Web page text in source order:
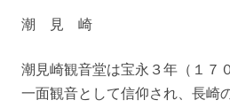
潮 見 崎
潮見崎観音堂は宝永３年（１７
一面観音として信仰され、長崎